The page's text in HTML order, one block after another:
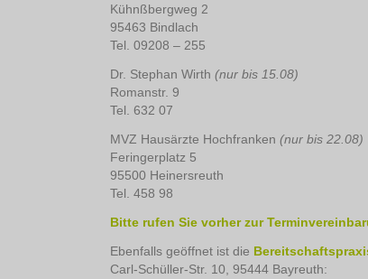
Kühnßbergweg 2
95463 Bindlach
Tel. 09208 – 255
Dr. Stephan Wirth (nur bis 15.08)
Romanstr. 9
Tel. 632 07
MVZ Hausärzte Hochfranken (nur bis 22.08)
Feringerplatz 5
95500 Heinersreuth
Tel. 458 98
Bitte rufen Sie vorher zur
Ebenfalls geöffnet ist die
Carl-Schüller-Str. 10, 95444 Bayreuth: